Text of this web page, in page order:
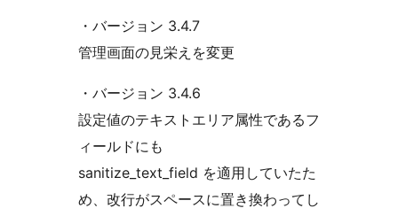
・バージョン 3.4.7
管理画面の見栄えを変更
・バージョン 3.4.6
設定値のテキストエリア属性であるフ
ィールドにも
sanitize_text_field を適用していたた
め、改行がスペースに置き換わってし